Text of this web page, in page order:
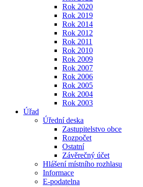
Rok 2020
Rok 2019
Rok 2014
Rok 2012
Rok 2011
Rok 2010
Rok 2009
Rok 2007
Rok 2006
Rok 2005
Rok 2004
Rok 2003
Úřad
Úřední deska
Zastupitelstvo obce
Rozpočet
Ostatní
Závěrečný účet
Hlášení místního rozhlasu
Informace
E-podatelna